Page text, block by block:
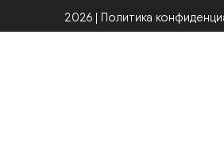
2026 | Политика